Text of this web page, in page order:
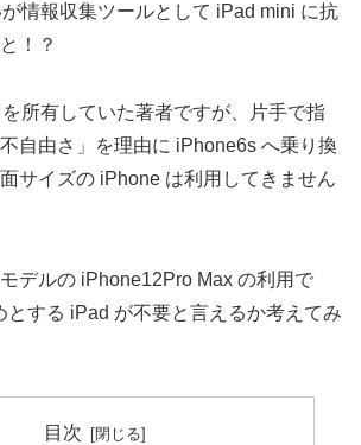
情報収集ツールとして iPad mini に抗
！？
所有していた著者ですが、片手で指
自由さ」を理由に iPhone6s へ乗り換
サイズの iPhone は利用してきません
デルの iPhone12Pro Max の利用で
とする iPad が不要と言えるか考えてみ
目次